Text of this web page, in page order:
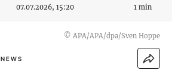
07.07.2026, 15:20 1 min
© APA/APA/dpa/Sven Hoppe
NEWS